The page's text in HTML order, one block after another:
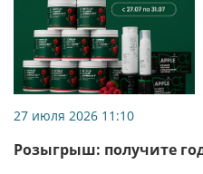
27 июля 2026 11:10
Розыгрыш: получите